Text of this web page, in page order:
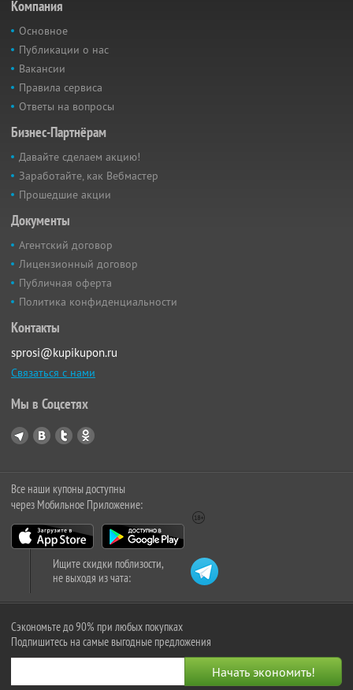
Компания
Основное
Публикации о нас
Вакансии
Правила сервиса
Ответы на вопросы
Бизнес-Партнёрам
Давайте сделаем акцию!
Заработайте, как Вебмастер
Прошедшие акции
Документы
Агентский договор
Лицензионный договор
Публичная оферта
Политика конфиденциальности
Контакты
sprosi@kupikupon.ru
Связаться с нами
Мы в Соцсетях
Все наши купоны доступны
через Мобильное Приложение:
Ищите скидки поблизости,
не выходя из чата:
Сэкономьте до 90% при любых покупках
Подпишитесь на самые выгодные предложения